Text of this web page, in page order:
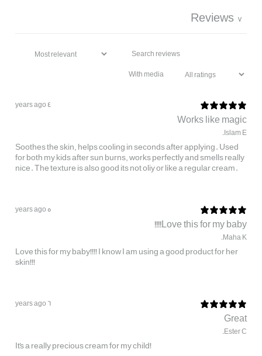
Reviews 7
With media
4 years ago
Works like magic
Islam E.
Soothes the skin, helps cooling in seconds after applying. Used
for both my kids after sun burns, works perfectly and smells really
nice. The texture is also good its not oliy or like a regular cream.
5 years ago
Love this for my baby!!!!
Maha K.
Love this for my baby!!!! I know I am using a good product for her
skin!!!
6 years ago
Great
Ester C.
It's a really precious cream for my child!